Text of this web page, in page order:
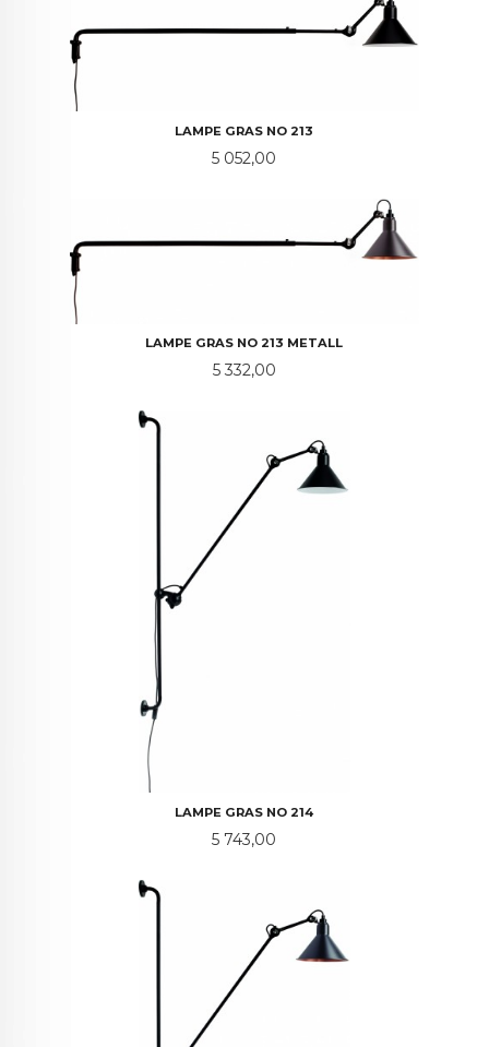
LAMPE GRAS NO 213
Pris
5 052,00
LAMPE GRAS NO 213 METALL
Pris
5 332,00
LAMPE GRAS NO 214
Pris
5 743,00